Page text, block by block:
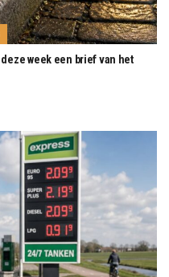
week een brief van het